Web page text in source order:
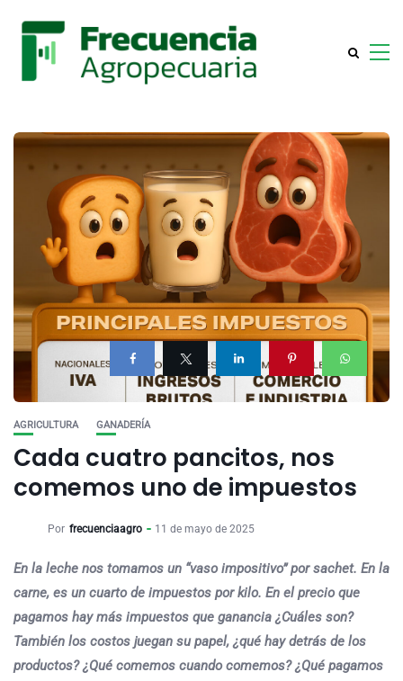
AGRICULTURA GANADERÍA
Cada cuatro pancitos, nos
comemos uno de impuestos
Por frecuenciaagro 11 de mayo de 2025
En la leche nos tomamos un “vaso impositivo” por sachet. En la
carne, es un cuarto de impuestos por kilo. En el precio que
pagamos hay más impuestos que ganancia ¿Cuáles son?
También los costos juegan su papel, ¿qué hay detrás de los
productos? ¿Qué comemos cuando comemos? ¿Qué pagamos